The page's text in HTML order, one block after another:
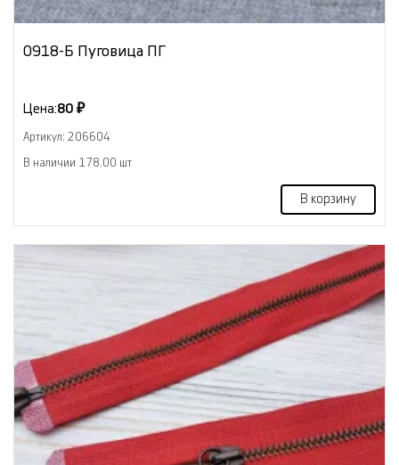
0918-Б Пуговица ПГ
Цена:80 ₽
Артикул: 206604
В наличии 178.00 шт
В корзину